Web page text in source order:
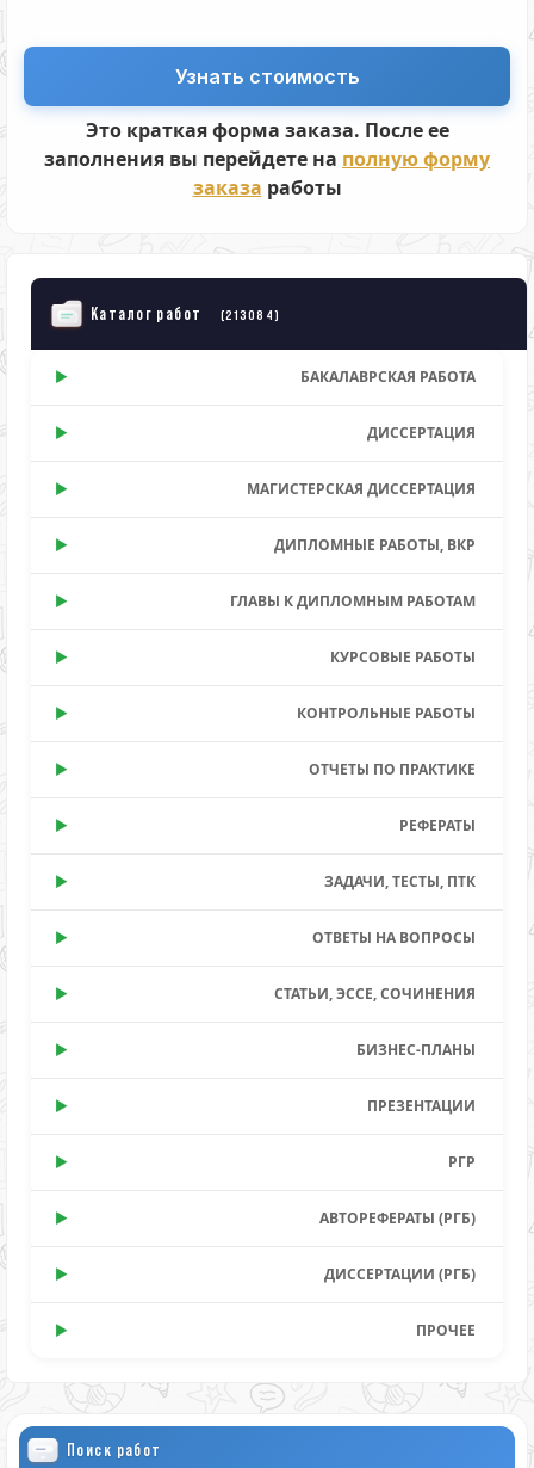
Это краткая форма заказа. После ее
заполнения вы перейдете на полную форму
заказа работы
Каталог работ (213084)
БАКАЛАВРСКАЯ РАБОТА
ДИССЕРТАЦИЯ
МАГИСТЕРСКАЯ ДИССЕРТАЦИЯ
ДИПЛОМНЫЕ РАБОТЫ, ВКР
ГЛАВЫ К ДИПЛОМНЫМ РАБОТАМ
КУРСОВЫЕ РАБОТЫ
КОНТРОЛЬНЫЕ РАБОТЫ
ОТЧЕТЫ ПО ПРАКТИКЕ
РЕФЕРАТЫ
ЗАДАЧИ, ТЕСТЫ, ПТК
ОТВЕТЫ НА ВОПРОСЫ
СТАТЬИ, ЭССЕ, СОЧИНЕНИЯ
БИЗНЕС-ПЛАНЫ
ПРЕЗЕНТАЦИИ
РГР
АВТОРЕФЕРАТЫ (РГБ)
ДИССЕРТАЦИИ (РГБ)
ПРОЧЕЕ
Поиск работ